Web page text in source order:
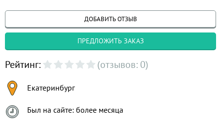
ДОБАВИТЬ ОТЗЫВ
ПРЕДЛОЖИТЬ ЗАКАЗ
Рейтинг: (отзывов: 0)
Екатеринбург
Был на сайте: более месяца